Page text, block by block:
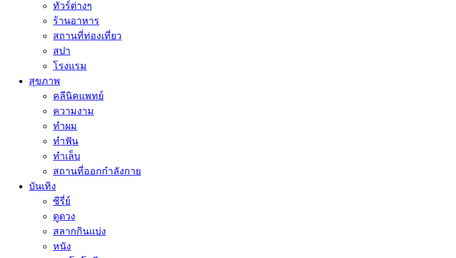
ทัวร์ต่างๆ
ร้านอาหาร
สถานที่ท่องเที่ยว
สปา
โรงแรม
สุขภาพ
คลีนิคแพทย์
ความงาม
ทำผม
ทำฟัน
ทำเล็บ
สถานที่ออกกำลังกาย
บันเทิง
ซีรี่ย์
ดูดวง
สลากกินแบ่ง
หนัง